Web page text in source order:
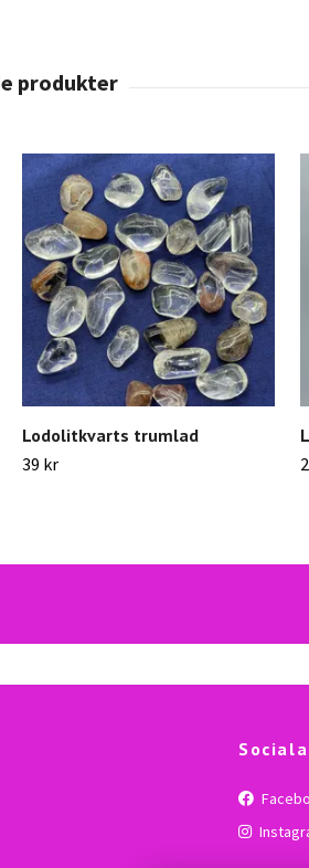
Lodolitkvarts trumlad
39 kr